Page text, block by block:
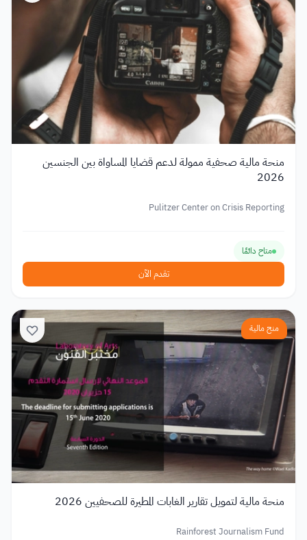
منحة مالية صحفية ممولة لدعم قضايا المساواة بين الجنسين
2026
Pulitzer Center on Crisis Reporting
متاح دائمًا
تقدم الآن
منح مالية
منحة مالية لتمويل تقارير الغابات المطيرة للصحفيين 2026
Rainforest Journalism Fund